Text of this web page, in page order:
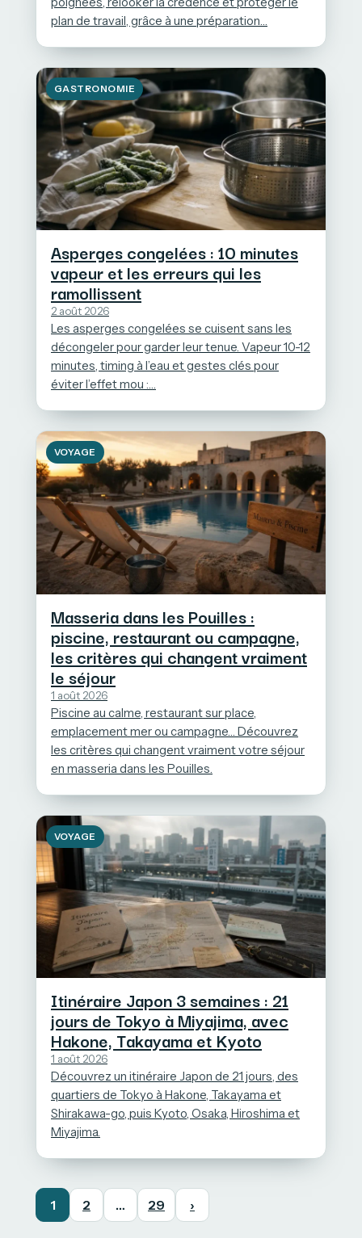
plan de travail, grâce à une préparation…
GASTRONOMIE
Asperges congelées : 10 minutes
vapeur et les erreurs qui les
ramollissent
2 août 2026
Les asperges congelées se cuisent sans les
décongeler pour garder leur tenue. Vapeur 10-12
minutes, timing à l’eau et gestes clés pour
éviter l’effet mou :…
VOYAGE
Masseria dans les Pouilles :
piscine, restaurant ou campagne,
les critères qui changent vraiment
le séjour
1 août 2026
Piscine au calme, restaurant sur place,
emplacement mer ou campagne… Découvrez
les critères qui changent vraiment votre séjour
en masseria dans les Pouilles.
VOYAGE
Itinéraire Japon 3 semaines : 21
jours de Tokyo à Miyajima, avec
Hakone, Takayama et Kyoto
1 août 2026
Découvrez un itinéraire Japon de 21 jours, des
quartiers de Tokyo à Hakone, Takayama et
Shirakawa-go, puis Kyoto, Osaka, Hiroshima et
Miyajima.
1 2 … 29 ›